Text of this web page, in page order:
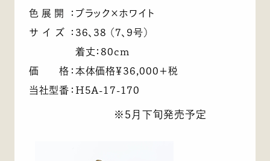
色展開
： ブラック×ホワイト
サイズ
： 36、38 （7、9号）
着丈：80cm
価 格 ： 本体価格￥36,000＋税
当社型番 ： H5A-17-170
※5月下旬発売予定